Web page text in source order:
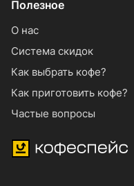
Полезное
О нас
Система скидок
Как выбрать кофе?
Как приготовить кофе?
Частые вопросы